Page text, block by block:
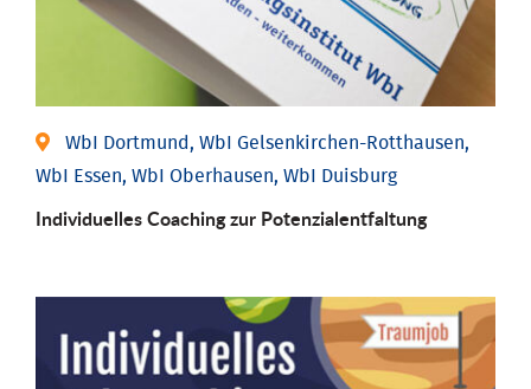
WbI Dortmund, WbI Gelsenkirchen-Rotthausen,
WbI Essen, WbI Oberhausen, WbI Duisburg
Individuelles Coaching zur Potenzialentfaltung